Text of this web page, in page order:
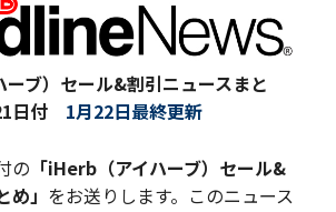
ーブ）セール&割引ニュースまと
日付 1月22日最終更新
の 「iHerb（アイハーブ）セール&
」 をお送りします。このニュース